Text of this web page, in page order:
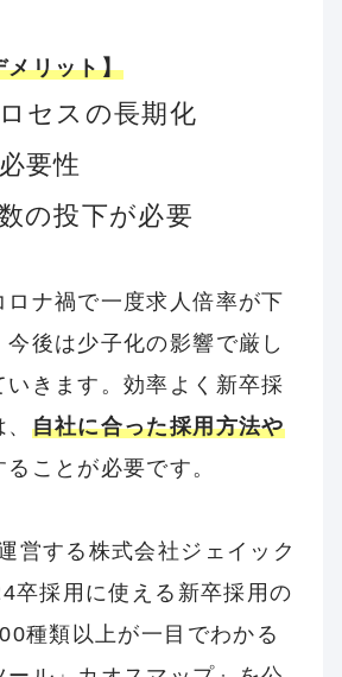
メリット】
セスの長期化
要性
の投下が必要
ロナ禍で一度求人倍率が下
後は少子化の影響で厳し
いきます。効率よく新卒採
自社に合った採用方法や
ることが必要です。
営する株式会社ジェイック
卒採用に使える新卒採用の
種類以上が一目でわかる